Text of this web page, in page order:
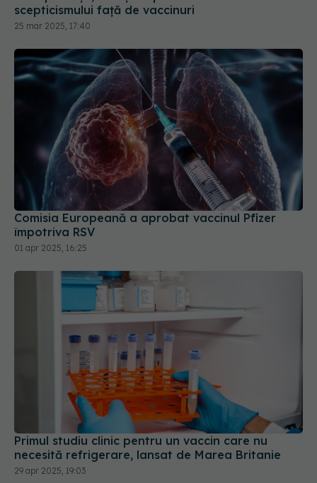
Comisia Europeană a aprobat vaccinul Pfizer
împotriva RSV
01 apr 2025, 16:25
Primul studiu clinic pentru un vaccin care nu
necesită refrigerare, lansat de Marea Britanie
29 apr 2025, 19:03